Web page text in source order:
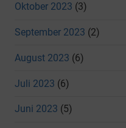
Oktober 2023 (3)
September 2023 (2)
August 2023 (6)
Juli 2023 (6)
Juni 2023 (5)